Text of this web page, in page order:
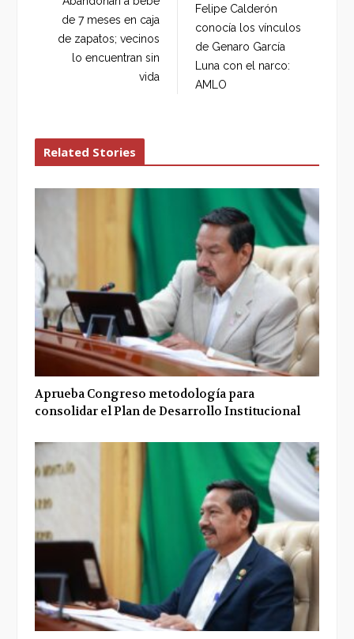
o
k
r
+
n
de 7 meses en caja
de zapatos; vecinos
lo encuentran sin
vida
Felipe Calderón
conocía los vínculos
de Genaro García
Luna con el narco:
AMLO
Related Stories
Aprueba Congreso metodología para
consolidar el Plan de Desarrollo Institucional